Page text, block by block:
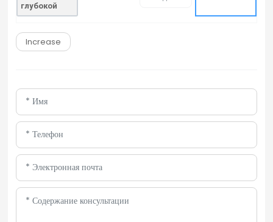
глубокой
нержавеющ
Increase